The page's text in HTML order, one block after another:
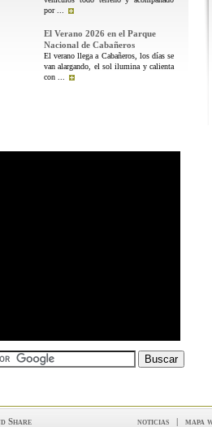
por ...
El Verano 2026 en el Parque
Nacional de Cabañeros
El verano llega a Cabañeros, los días se
van alargando, el sol ilumina y calienta
con ...
noticias | mapa